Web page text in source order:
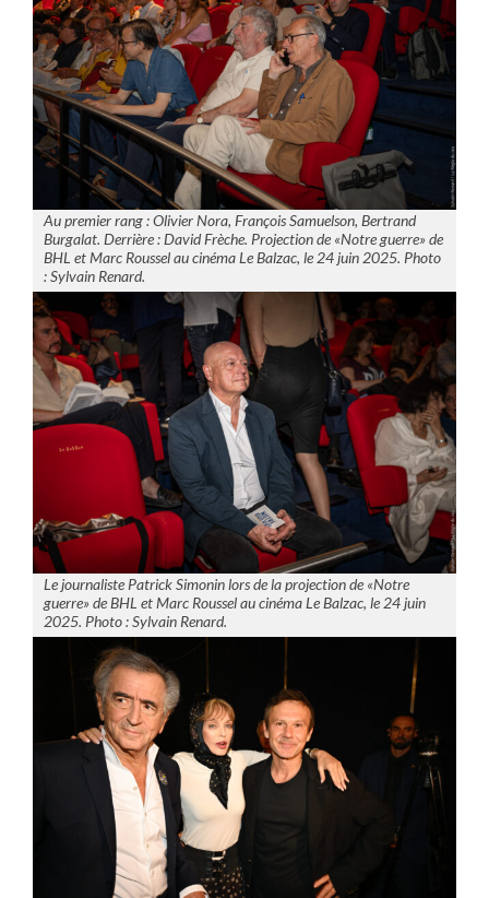
Au premier rang : Olivier Nora, François Samuelson, Bertrand
Burgalat. Derrière : David Frèche. Projection de «Notre guerre» de
BHL et Marc Roussel au cinéma Le Balzac, le 24 juin 2025. Photo
: Sylvain Renard.
Le journaliste Patrick Simonin lors de la projection de «Notre
guerre» de BHL et Marc Roussel au cinéma Le Balzac, le 24 juin
2025. Photo : Sylvain Renard.